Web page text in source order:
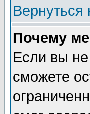
Вернуться
Почему
Если вы не
сможете